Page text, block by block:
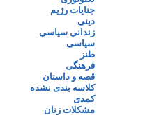
جنایات رژیم
دینی
زندانی سیاسی
سیاسی
طنز
فرهنگی
قصه و داستان
کلاسه بندی نشده
کمدی
مشکلات زنان